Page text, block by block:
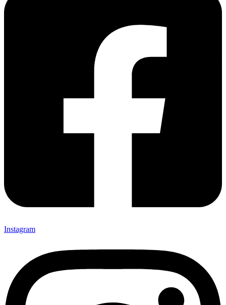
Instagram